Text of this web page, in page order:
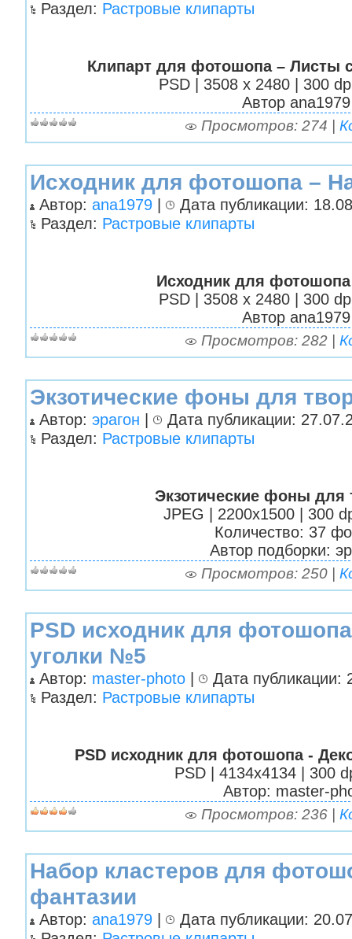
Раздел: Растровые клипарты
Клипарт для фотошопа – Листы
PSD | 3508 x 2480 | 300
Автор аnа1979
Просмотров: 274 |
Исходник для фотошопа –
Автор: ana1979 |
Дата публикации:
Раздел: Растровые клипарты
Исходник для фотошопа
PSD | 3508 x 2480 | 300
Автор аnа1979
Просмотров: 282 |
Экзотические фоны для
Автор: эрагон |
Дата публикации:
Раздел: Растровые клипарты
Экзотические фоны для
JPEG | 2200х1500 | 300
Количество: 37
Автор подборки:
Просмотров: 250 |
PSD исходник для
уголки №5
Автор: master-photo |
Дата публикации:
Раздел: Растровые клипарты
PSD исходник для фотошопа -
PSD | 4134x4134 | 300
Автор: master-
Просмотров: 236 |
Набор кластеров для
фантазии
Автор: ana1979 |
Дата публикации: